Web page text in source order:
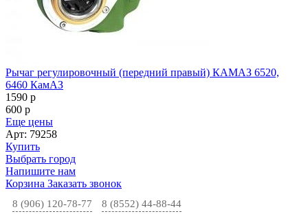
Рычаг регулировочный (передний правый) КАМАЗ 6520,
6460 КамАЗ
1590 p
600 p
Еще цены
Арт: 79258
Купить
Выбрать город
Напишите нам
Корзина Заказать звонок
8 (906) 120-78-77 8 (8552) 44-88-44